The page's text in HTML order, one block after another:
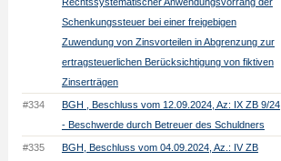
Schenkungssteuer bei einer freigebigen
Zuwendung von Zinsvorteilen in Abgrenzung zur
ertragsteuerlichen Berücksichtigung von fiktiven
Zinserträgen
#334
BGH , Beschluss vom 12.09.2024, Az: IX ZB 9/24
- Beschwerde durch Betreuer des Schuldners
#335
BGH, Beschluss vom 04.09.2024, Az.: IV ZB